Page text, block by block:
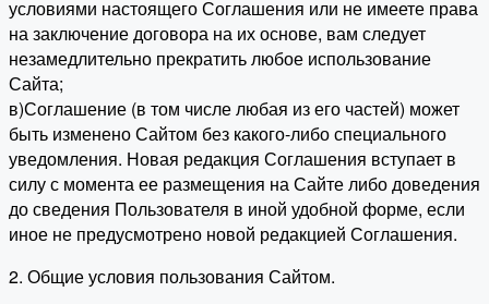
условиями настоящего Соглашения или не имеете права
на заключение договора на их основе, вам следует
незамедлительно прекратить любое использование
Сайта;
в)Соглашение (в том числе любая из его частей) может
быть изменено Сайтом без какого-либо специального
уведомления. Новая редакция Соглашения вступает в
силу с момента ее размещения на Сайте либо доведения
до сведения Пользователя в иной удобной форме, если
иное не предусмотрено новой редакцией Соглашения.
2. Общие условия пользования Сайтом.